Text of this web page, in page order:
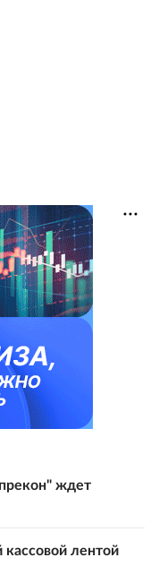
ждет
кассовой лентой